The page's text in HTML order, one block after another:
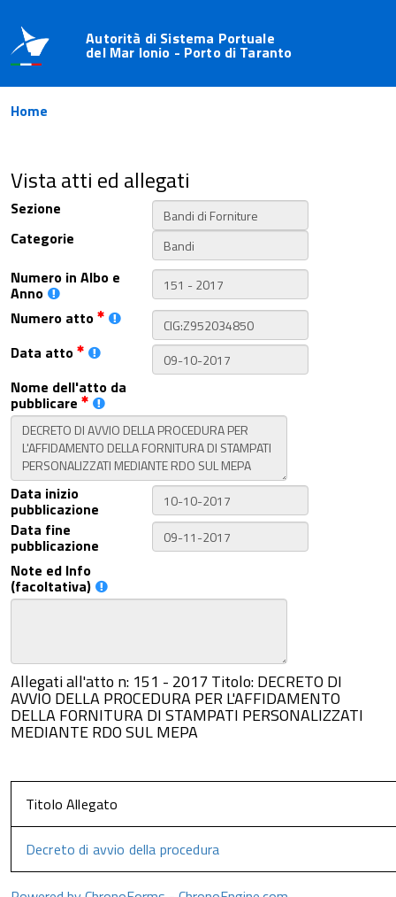
Autorità di Sistema Portuale
del Mar Ionio - Porto di Taranto
Home
Vista atti ed allegati
Sezione
Categorie
Numero in Albo e
Anno
Numero atto
Data atto
Nome dell'atto da
pubblicare
Data inizio
pubblicazione
Data fine
pubblicazione
Note ed Info
(facoltativa)
Allegati all'atto n: 151 - 2017 Titolo: DECRETO DI
AVVIO DELLA PROCEDURA PER L'AFFIDAMENTO
DELLA FORNITURA DI STAMPATI PERSONALIZZATI
MEDIANTE RDO SUL MEPA
Titolo Allegato
Decreto di avvio della procedura